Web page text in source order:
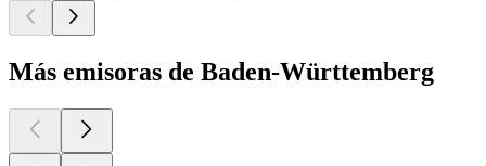
Más emisoras de Baden-Württemberg